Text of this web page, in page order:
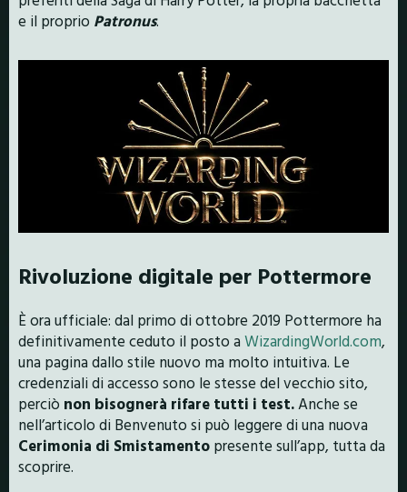
e il proprio Patronus.
Rivoluzione digitale per Pottermore
È ora ufficiale: dal primo di ottobre 2019 Pottermore ha
definitivamente ceduto il posto a WizardingWorld.com,
una pagina dallo stile nuovo ma molto intuitiva. Le
credenziali di accesso sono le stesse del vecchio sito,
perciò non bisognerà rifare tutti i test.Anche se
nell’articolo di Benvenuto si può leggere di una nuova
Cerimonia di Smistamento presente sull’app, tutta da
scoprire.